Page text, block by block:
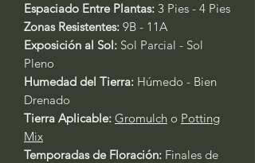
Espaciado Entre Plantas: 3 Pies - 4 Pies
Zonas Resistentes: 9B - 11A
Exposición al Sol: Sol Parcial - Sol
Pleno
Humedad del Tierra: Húmedo - Bien
Drenado
Tierra Aplicable: Gromulch o Potting
Mix
Temporadas de Floración: Finales de